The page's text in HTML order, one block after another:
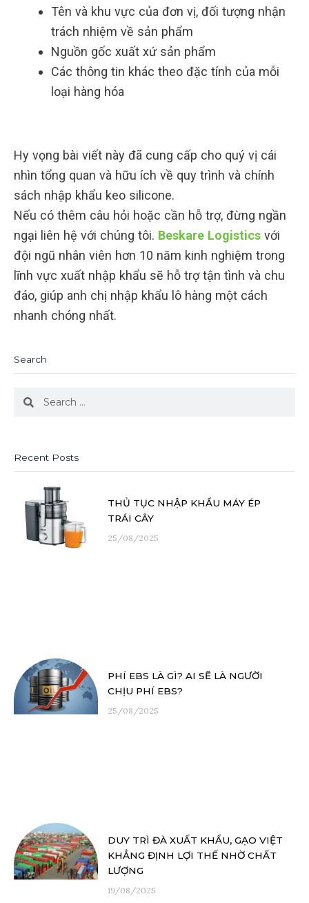
Tên và khu vực của đơn vị, đối tượng nhận
trách nhiệm về sản phẩm
Nguồn gốc xuất xứ sản phẩm
Các thông tin khác theo đặc tính của mỗi
loại hàng hóa
Hy vọng bài viết này đã cung cấp cho quý vị cái
nhìn tổng quan và hữu ích về quy trình và chính
sách nhập khẩu keo silicone.
Nếu có thêm câu hỏi hoặc cần hỗ trợ, đừng ngần
ngại liên hệ với chúng tôi. Beskare Logistics với
đội ngũ nhân viên hơn 10 năm kinh nghiệm trong
lĩnh vực xuất nhập khẩu sẽ hỗ trợ tận tình và chu
đáo, giúp anh chị nhập khẩu lô hàng một cách
nhanh chóng nhất.
Search
SearchSearch
Recent Posts
THỦ TỤC NHẬP KHẨU MÁY ÉP
TRÁI CÂY
25/08/2025
PHÍ EBS LÀ GÌ? AI SẼ LÀ NGƯỜI
CHỊU PHÍ EBS?
25/08/2025
DUY TRÌ ĐÀ XUẤT KHẨU, GẠO VIỆT
KHẲNG ĐỊNH LỢI THẾ NHỜ CHẤT
LƯỢNG
19/08/2025